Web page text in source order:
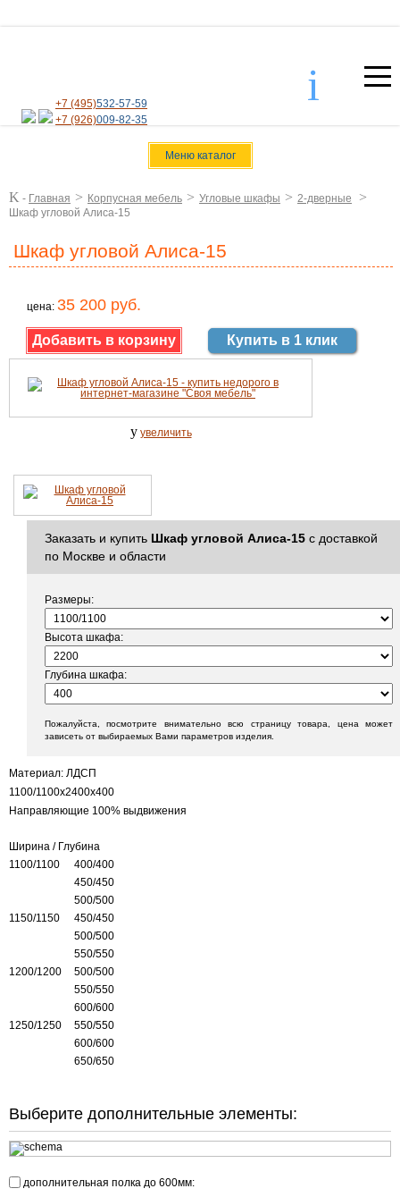
+7 (495)532-57-59
+7 (926)009-82-35
i
Меню каталог
K - Главная > Корпусная мебель > Угловые шкафы > 2-дверные >
Шкаф угловой Алиса-15
Шкаф угловой Алиса-15
цена: 35 200 руб.
Купить в 1 клик
y увеличить
Заказать и купить Шкаф угловой Алиса-15 с доставкой
по Москве и области
Размеры:
Высота шкафа:
Глубина шкафа:
Пожалуйста, посмотрите внимательно всю страницу товара, цена может
зависеть от выбираемых Вами параметров изделия.
Материал: ЛДСП
1100/1100х2400х400
Направляющие 100% выдвижения
Ширина / Глубина
1100/1100
400/400
450/450
500/500
1150/1150
450/450
500/500
550/550
1200/1200
500/500
550/550
600/600
1250/1250
550/550
600/600
650/650
Выберите дополнительные элементы:
дополнительная полка до 600мм: